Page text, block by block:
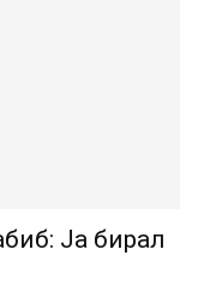
Ја бирал